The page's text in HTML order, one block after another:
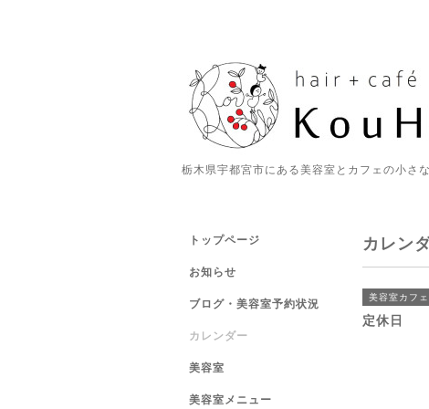
栃木県宇都宮市にある美容室とカフェの小さ
カレン
美容室カフ
定休日
トップページ
お知らせ
ブログ・美容室予約状況
カレンダー
美容室
美容室メニュー